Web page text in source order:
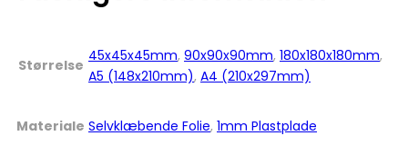
Størrelse
45x45x45mm, 90x90x90mm, 180x180x180mm,
A5 (148x210mm), A4 (210x297mm)
Materiale Selvklæbende Folie, 1mm Plastplade